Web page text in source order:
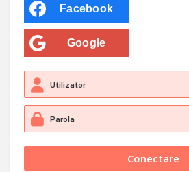
Facebook
Google